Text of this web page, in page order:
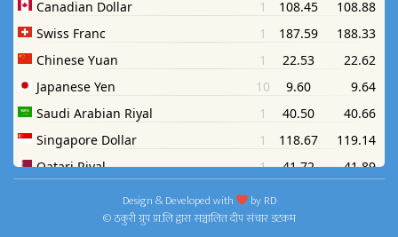
Design & Developed with byRD
© ठकुरी ग्रुप प्रा.लि द्वारा सञ्चालित दीप संचार डटकम